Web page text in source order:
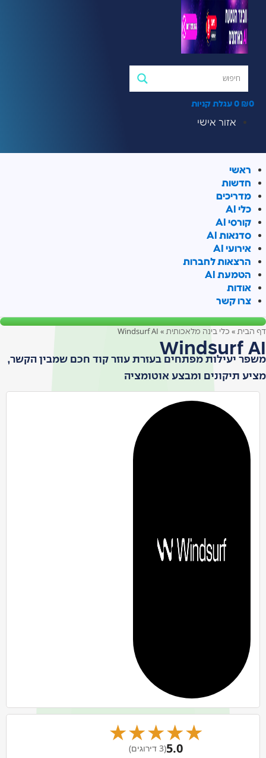
₪0
0 עגלת קניות
אזור אישי
ראשי
חדשות
מדריכים
כלי AI
קורסי AI
סדנאות AI
אירועי AI
הרצאות לחברות
הטמעת AI
אודות
צרו קשר
דף הבית » כלי בינה מלאכותית »
Windsurf AI
Windsurf AI
משפר יעילות מפתחים בעזרת עוזר קוד חכם שמבין הקשר,
מציע תיקונים ומבצע אוטומציה
★
★
★
★
★
5.0(3 דירוגים)